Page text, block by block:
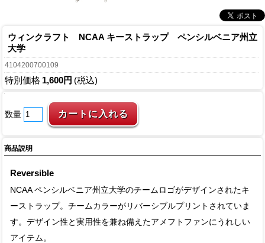
ウィンクラフト NCAA キーストラップ ペンシルベニア州立
大学
4104200700109
特別価格 1,600円 (税込)
数量
商品説明
Reversible
NCAA ペンシルベニア州立大学のチームロゴがデザインされたキ
ーストラップ。チームカラーがリバーシブルプリントされていま
す。デザイン性と実用性を兼ね備えたアメフトファンにうれしい
アイテム。